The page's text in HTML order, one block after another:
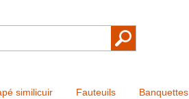
similicuir Fauteuils Banquettes